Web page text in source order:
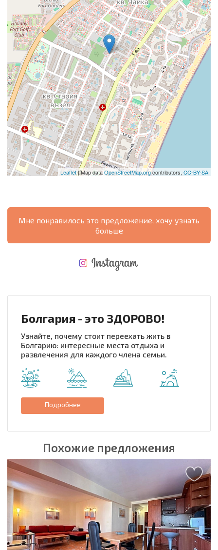
Leaflet| Map dataOpenStreetMap.orgcontributors, CC-BY-SA
Мне понравилось это предложение, хочу узнать
больше
Болгария - это ЗДОРОВО!
Узнайте, почему стоит переехать жить в
Болгарию: интересные места отдыха и
развлечения для каждого члена семьи.
Подробнее
Похожие предложения